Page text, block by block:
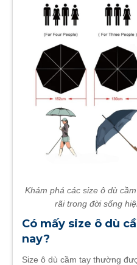
Khám phá các size ô dù
rãi trong đời sống
Có mấy size ô dù
nay?
Size ô dù cầm tay thường